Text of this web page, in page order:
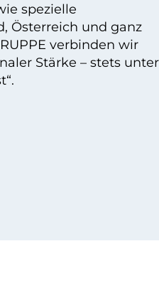
spezielle
Österreich und ganz
verbinden wir
Stärke – stets unter